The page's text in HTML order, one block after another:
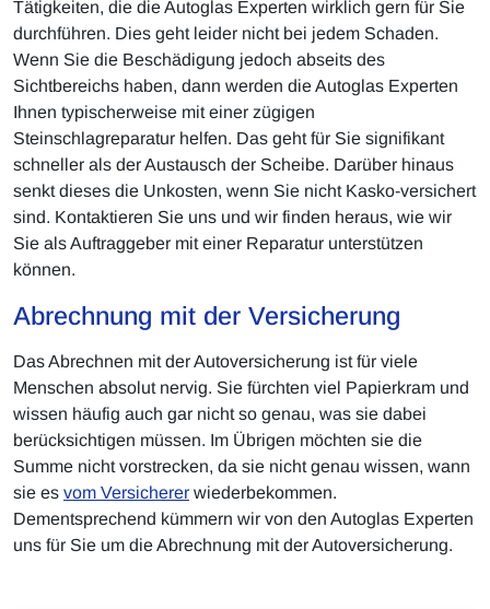
Tätigkeiten, die die Autoglas Experten wirklich gern für Sie
durchführen. Dies geht leider nicht bei jedem Schaden.
Wenn Sie die Beschädigung jedoch abseits des
Sichtbereichs haben, dann werden die Autoglas Experten
Ihnen typischerweise mit einer zügigen
Steinschlagreparatur helfen. Das geht für Sie signifikant
schneller als der Austausch der Scheibe. Darüber hinaus
senkt dieses die Unkosten, wenn Sie nicht Kasko-versichert
sind. Kontaktieren Sie uns und wir finden heraus, wie wir
Sie als Auftraggeber mit einer Reparatur unterstützen
können.
Abrechnung mit der Versicherung
Das Abrechnen mit der Autoversicherung ist für viele
Menschen absolut nervig. Sie fürchten viel Papierkram und
wissen häufig auch gar nicht so genau, was sie dabei
berücksichtigen müssen. Im Übrigen möchten sie die
Summe nicht vorstrecken, da sie nicht genau wissen, wann
sie es vom Versicherer wiederbekommen.
Dementsprechend kümmern wir von den Autoglas Experten
uns für Sie um die Abrechnung mit der Autoversicherung.